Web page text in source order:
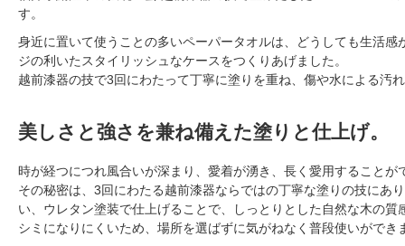
す。
身近に置いて使うことの多いペーパータオルは、どうしても生活
ジの利いたスタイリッシュなケースをつくりあげました。
越前漆器の技で3回にわたって丁寧に塗りを重ね、傷や水による汚
美しさと強さを兼ね備えた塗りと仕上げ。
時が経つにつれ風合いが深まり、愛着が湧き、長く愛用することが
その秘密は、3回にわたる越前漆器ならではの丁寧な塗りの技にあ
い、ウレタン塗装で仕上げることで、しっとりとした自然な木の
シミになりにくいため、場所を選ばずに気がねなく普段使いができ